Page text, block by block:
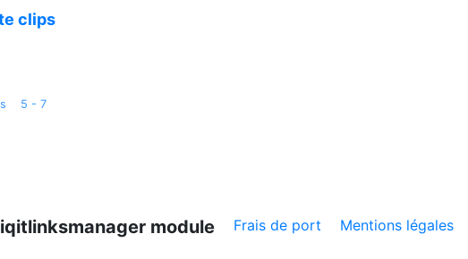
clips
5 - 7
iqitlinksmanager module Frais de port Mentions légales